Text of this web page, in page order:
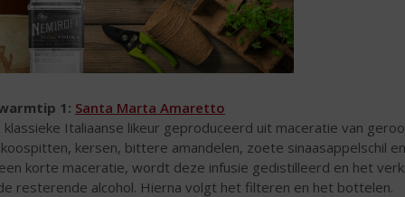
1: Santa Marta Amaretto
klassieke Italiaanse likeur geproduceerd uit maceratie van
kersen, bittere amandelen, zoete sinaasappelschil
korte maceratie, wordt deze infusie gedistilleerd en het
resterende alcohol. Hierna volgt het filteren en het bottelen.